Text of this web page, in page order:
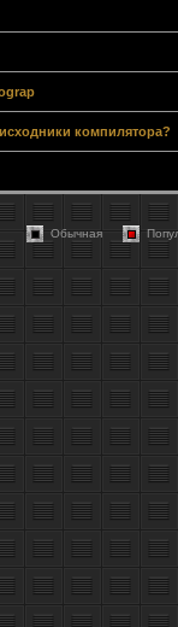
компилятора?
Обычная